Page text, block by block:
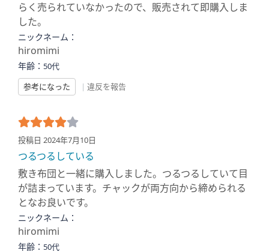
らく売られていなかったので、販売されて即購入しま
した。
ニックネーム：
hiromimi
年齢： 50代
参考になった
| 違反を報告
投稿日 2024年7月10日
つるつるしている
敷き布団と一緒に購入しました。つるつるしていて目
が詰まっています。チャックが両方向から締められる
となお良いです。
ニックネーム：
hiromimi
年齢： 50代